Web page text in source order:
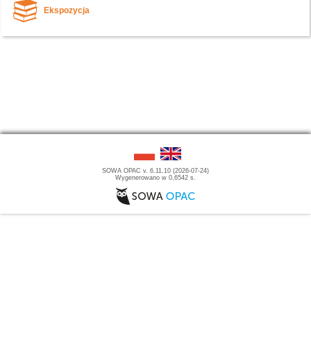
Ekspozycja
SOWA OPAC v. 6.11.10 (2026-07-24)
Wygenerowano w 0,6542 s.